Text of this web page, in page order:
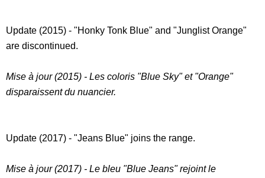
Update (2015) - "Honky Tonk Blue" and "Junglist Orange"
are discontinued.
Mise à jour (2015) - Les coloris "Blue Sky" et "Orange"
disparaissent du nuancier.
Update (2017) - "Jeans Blue" joins the range.
Mise à jour (2017) - Le bleu "Blue Jeans" rejoint le